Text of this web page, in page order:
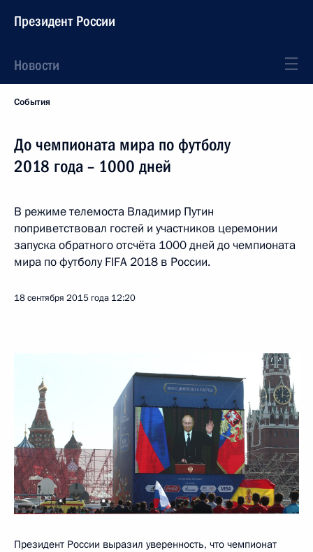
Президент России
Новости
События
До чемпионата мира по футболу
2018 года – 1000 дней
В режиме телемоста Владимир Путин
поприветствовал гостей и участников церемонии
запуска обратного отсчёта 1000 дней до чемпионата
мира по футболу FIFA 2018 в России.
18 сентября 2015 года 12:20
Президент России выразил уверенность, что чемпионат